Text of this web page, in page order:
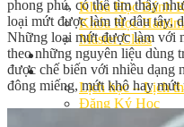
Khóa Học Bánh
Khóa Học
Master Class
Chuyên Đề
Khai Giảng
Lịch học – Lịch
Đăng Ký Học
phong phú, có thể tìm thấy
loại mứt được làm từ dâu tây,
Những loại mứt được làm với
theo những nguyên liệu dùng
được chế biến với nhiều dạng
đông miếng, mứt khô hay mứt